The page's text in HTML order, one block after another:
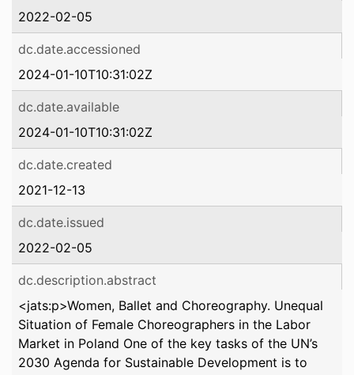
2022-02-05
dc.date.accessioned
2024-01-10T10:31:02Z
dc.date.available
2024-01-10T10:31:02Z
dc.date.created
2021-12-13
dc.date.issued
2022-02-05
dc.description.abstract
<jats:p>Women, Ballet and Choreography. Unequal
Situation of Female Choreographers in the Labor
Market in Poland One of the key tasks of the UN’s
2030 Agenda for Sustainable Development is to